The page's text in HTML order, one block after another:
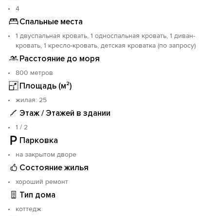
Фрукты и овощи тоже можно есть.
Хоть двор и отдельный от всей территории, но кухня
буквально за стеной.
И даже две кухни для общего приготовления пищи
под навесом здесь во дворе.
В каждой печь на 4 конфорки, мойка и
микроволновка, вся необходимая посуда.
4
Спальные места
1 двуспальная кровать, 1 односпальная кровать, 1 диван-
кровать, 1 кресло-кровать, детская кроватка (по запросу)
Расстояние до моря
800 метров
Площадь (м²)
жилая: 25
Этаж / Этажей в здании
1 / 2
Парковка
на закрытом дворе
Состояние жилья
хороший ремонт
Тип дома
коттедж